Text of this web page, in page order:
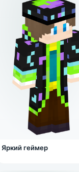
Яркий геймер